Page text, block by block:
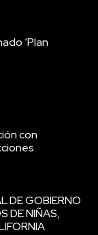
‘Plan
con
DE GOBIERNO
DE NIÑAS,